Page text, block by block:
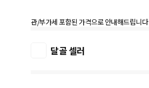
관/부가세 포함된 가격으로 안내해드립니다
달골 셀러